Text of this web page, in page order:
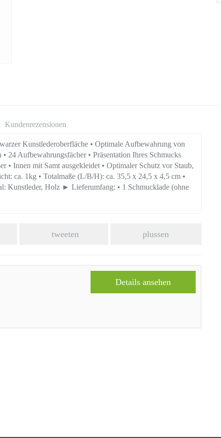
Kundenrezensionen
Kunstlederoberfläche • Optimale Aufbewahrung von
24 Aufbewahrungsfächer • Präsentation Ihres Schmucks
• Innen mit Samt ausgekleidet • Optimaler Schutz vor Staub,
ca. 1kg • Totalmaße (L/B/H): ca. 35,5 x 24,5 x 4,5 cm •
Kunstleder, Holz ► Lieferumfang: • 1 Schmucklade (ohne
tweeten plussen
Details ansehen